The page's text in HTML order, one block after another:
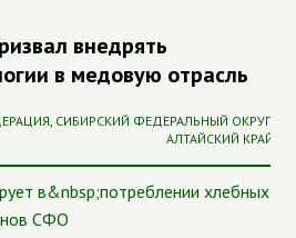
внедрять
в медовую отрасль
, СИБИРСКИЙ ФЕДЕРАЛЬНЫЙ ОКРУГ
АЛТАЙСКИЙ КРАЙ